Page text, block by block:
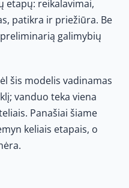
etapų: reikalavimai,
patikra ir priežiūra. Be
galimybių
šis modelis vadinamas
vanduo teka viena
Panašiai šiame
keliais etapais, o